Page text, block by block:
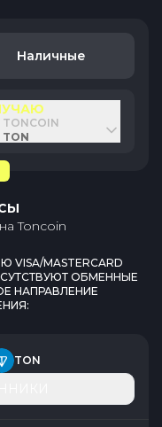
Наличные
TONCOIN
TON
Toncoin
VISA/MASTERCARD
ОБМЕННЫЕ
НАПРАВЛЕНИЕ
TON